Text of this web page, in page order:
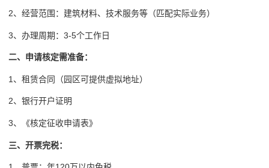
2、经营范围：建筑材料、技术服务等（匹配实际业务）
3、办理周期：3-5个工作日
二、申请核定需准备：
1、租赁合同（园区可提供虚拟地址）
2、银行开户证明
3、《核定征收申请表》
三、开票完税：